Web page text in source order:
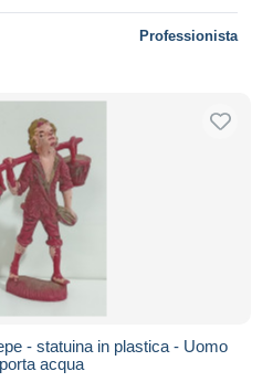
Professionista
- statuina in plastica - Uomo
acqua